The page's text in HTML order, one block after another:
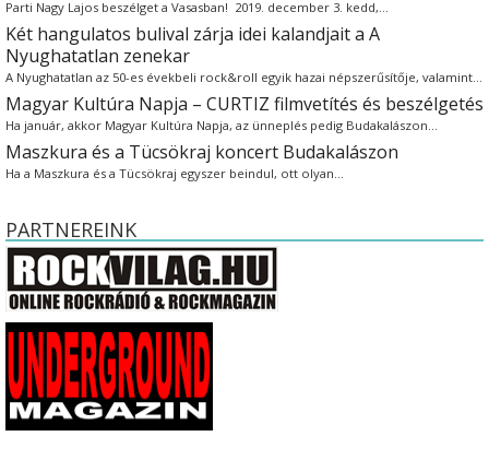
Parti Nagy Lajos beszélget a Vasasban! 2019. december 3. kedd,…
Két hangulatos bulival zárja idei kalandjait a A
Nyughatatlan zenekar
A Nyughatatlan az 50-es évekbeli rock&roll egyik hazai népszerűsítője, valamint…
Magyar Kultúra Napja – CURTIZ filmvetítés és beszélgetés
Ha január, akkor Magyar Kultúra Napja, az ünneplés pedig Budakalászon…
Maszkura és a Tücsökraj koncert Budakalászon
Ha a Maszkura és a Tücsökraj egyszer beindul, ott olyan…
PARTNEREINK